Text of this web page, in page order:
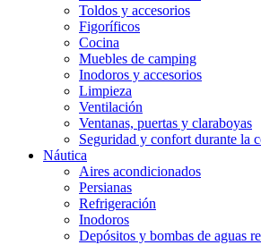
Toldos y accesorios
Figoríficos
Cocina
Muebles de camping
Inodoros y accesorios
Limpieza
Ventilación
Ventanas, puertas y claraboyas
Seguridad y confort durante la
Náutica
Aires acondicionados
Persianas
Refrigeración
Inodoros
Depósitos y bombas de aguas